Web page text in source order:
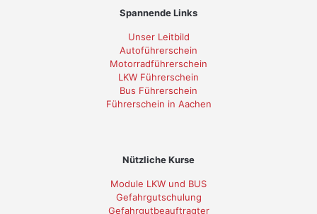
Spannende Links
Unser Leitbild
Autoführerschein
Motorradführerschein
LKW Führerschein
Bus Führerschein
Führerschein in Aachen
Nützliche Kurse
Module LKW und BUS
Gefahrgutschulung
Gefahrgutbeauftragter